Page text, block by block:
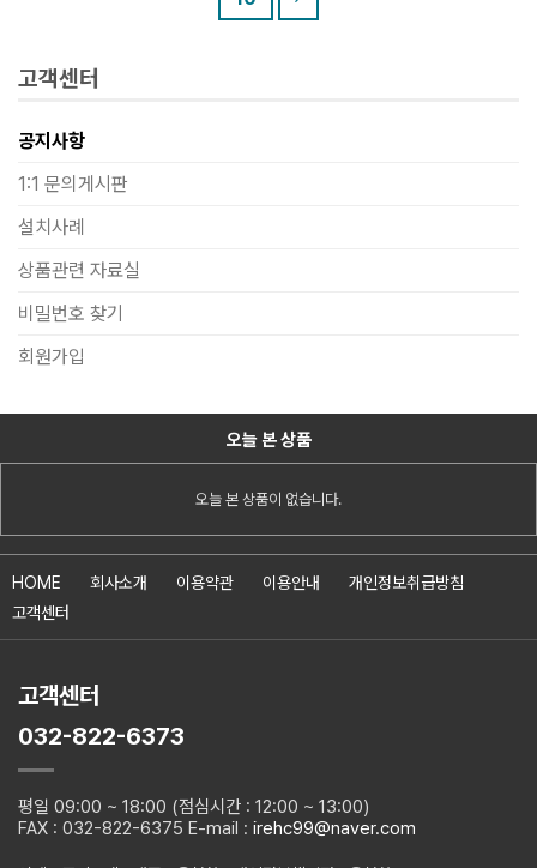
고객센터
공지사항
1:1 문의게시판
설치사례
상품관련 자료실
비밀번호 찾기
회원가입
오늘 본 상품
오늘 본 상품이 없습니다.
HOME 회사소개 이용약관 이용안내
개인정보취급방침
고객센터
고객센터
032-822-6373
평일 09:00 ~ 18:00 (점심시간 : 12:00 ~ 13:00)
FAX : 032-822-6375 E-mail : irehc99@naver.com